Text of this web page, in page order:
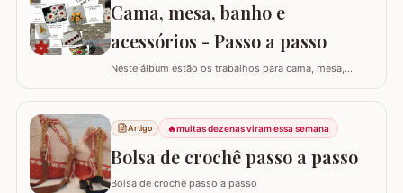
falso ponto alto: Experimentar…
Cama, mesa, banho e
acessórios - Passo a passo
Neste álbum estão os trabalhos para cama, mesa,
clicar nas imagens! Trilhos/caminhos e centro de mesa
Sousplat Puxa-saco e porta-pano de prato Squares para
colcha de cama Outros Álbuns que temos no blog
Artigo 🔥muitas dezenas viram essa semana
Bolsa de crochê passo a passo
Bolsa de crochê passo a passo